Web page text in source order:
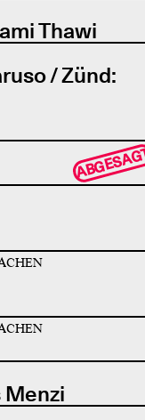
Thawi
/ Zünd:
Menzi